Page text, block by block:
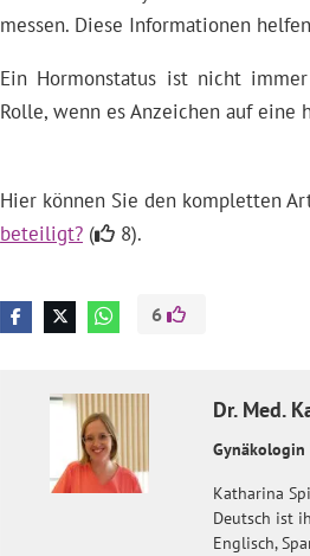
messen. Diese Informationen
Ein Hormonstatus ist nicht
Rolle, wenn es Anzeichen auf
Hier können Sie den kompletten
beteiligt? ( 8).
6
Dr. Med.
Katharina
Deutsch ist
Englisch,